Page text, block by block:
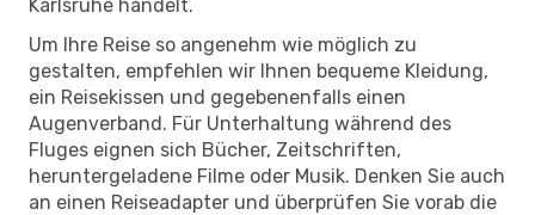
Karlsruhe handelt.
Um Ihre Reise so angenehm wie möglich zu
gestalten, empfehlen wir Ihnen bequeme Kleidung,
ein Reisekissen und gegebenenfalls einen
Augenverband. Für Unterhaltung während des
Fluges eignen sich Bücher, Zeitschriften,
heruntergeladene Filme oder Musik. Denken Sie auch
an einen Reiseadapter und überprüfen Sie vorab die